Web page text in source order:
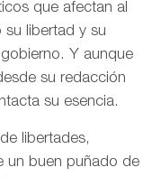
que afectan al
su libertad y su
Y aunque
su redacción
su esencia.
libertades,
un buen puñado de